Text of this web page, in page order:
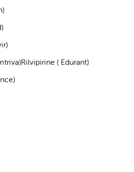
( Edurant)